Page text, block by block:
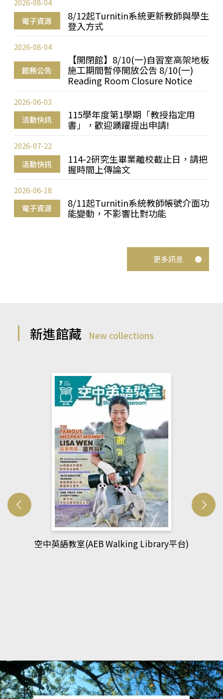
電子資源
8/12起Turnitin系統更新教師與學生
登入方式
2026-08-04
館務公告
【開閉館】8/10(一)自習室高架地板
施工期間暫停開放公告 8/10(一)
Reading Room Closure Notice
2026-08-04
活動快訊
115學年度第1學期「教授指定用
書」，歡迎踴躍提出申請!
2026-06-03
活動快訊
114-2研究生畢業離校截止日，請把
握時間上傳論文
2026-07-22
電子資源
8/11起Turnitin系統教師帳號介面功
能變動，不影響比對功能
2026-06-18
更多訊息
新進館藏 New collections
網管人(kono平台)